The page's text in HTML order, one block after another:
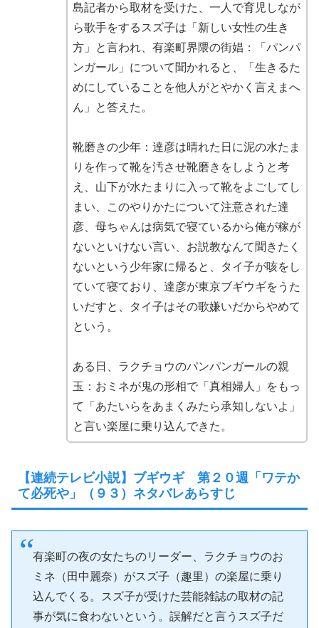
島記者から取材を受けた、一人で育児しなが
ら歌手をするスズ子は「新しい女性の生き
方」と言われ、有楽町界隈の街娼：「パンパ
ンガール」について聞かれると、「生きるた
めにしていることを他人がとやかく言えまへ
ん」と答えた。
靴磨きの少年：達彦は晴れた日に泥の水たま
りを作って靴を汚させ靴磨きをしようと考
え、山下が水たまりに入って靴をよごしてし
まい、このやりかたについて注意された達
彦、母ちゃんは病気で寝ているから俺が稼が
ないといけない言い、お説教なんて聞きたく
ないという少年家に帰ると、タイ子が咳をし
ていて寝ており、達彦が東京ブギウギをうた
いだすと、タイ子はその歌嫌いだからやめて
という。
ある日、ラクチョウのパンパンガールの親
玉：おミネが鬼の形相で「真相婦人」をもっ
て「あたいらをあまくみたら承知しないよ」
と言い楽屋に乗り込んできた。
【連続テレビ小説】ブギウギ 第２０週「ワテか
て必死や」（９３）ネタバレあらすじ
有楽町の夜の女たちのリーダー、ラクチョウのお
ミネ（田中麗奈）がスズ子（趣里）の楽屋に乗り
込んでくる。スズ子が受けた芸能雑誌の取材の記
事が気に食わないという。誤解だと言うスズ子だ